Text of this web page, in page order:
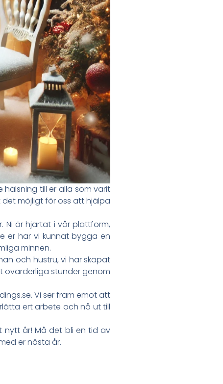
till er alla som varit
möjligt för oss att hjälpa
är hjärtat i vår plattform,
er har vi kunnat bygga en
minnen.
och hustru, vi har skapat
ovärderliga stunder genom
Vi ser fram emot att
ert arbete och nå ut till
nytt år! Må det bli en tid av
er nästa år.